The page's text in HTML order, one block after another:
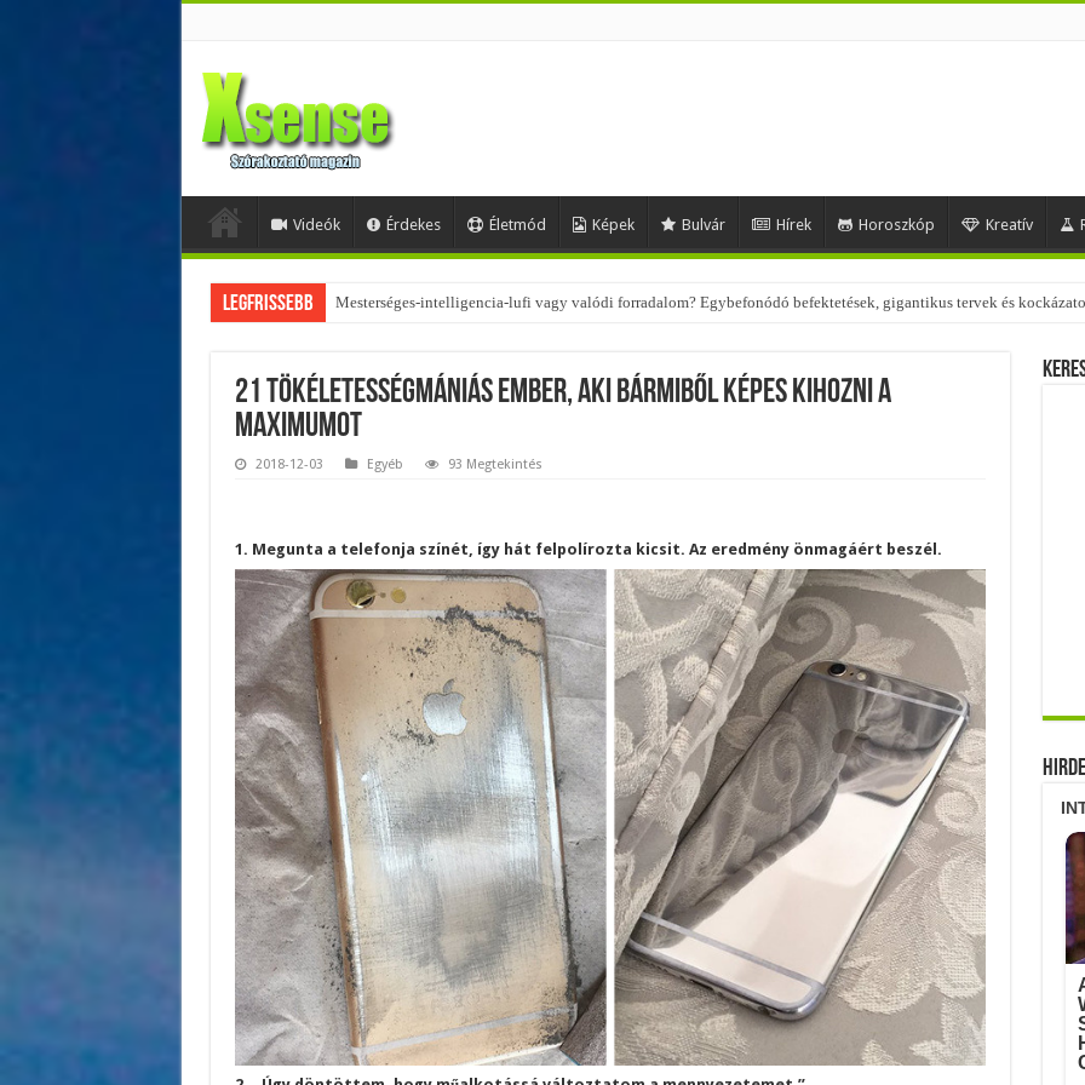
Videók Érdekes Életmód Képek Bulvár Hírek Horoszkóp Kreatív
Legfrissebb Az övtáskák továbbra is trendik – nézd meg, milyen stílusokhoz illenek!
21 tökéletességmániás ember, aki bármiből képes kihozni a
maximumot
2018-12-03 Egyéb 93 Megtekintés
1. Megunta a telefonja színét, így hát felpolírozta kicsit. Az eredmény önmagáért beszél.